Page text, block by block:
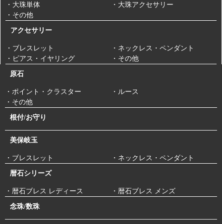
・大珠単体
・大珠アクセサリー
・その他
アクセサリー
・ブレスレット
・ネックレス・ペンダント
・ピアス・イヤリング
・その他
原石
・ポイント・クラスター
・ルース
・その他
根付/お守り
美保岐玉
・ブレスレット ・ネックレス・ペンダント
暦石シリーズ
・暦石ブレス レディース ・暦石ブレス メンズ
念珠/数珠